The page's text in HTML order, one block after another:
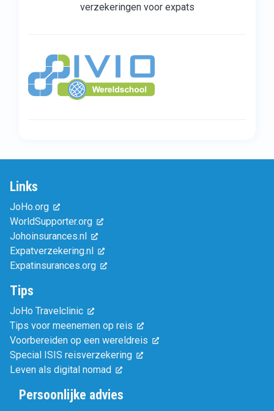
verzekeringen voor expats
Links
JoHo.org
WorldSupporter.org
Johoinsurances.nl
Expatverzekering.nl
Expatinsurances.org
Tips
JoHo Travelclinic
Tips voor meenemen op reis
Voorbereiden op een wereldreis
Special ISIS reisverzekering
Leven als digital nomad
Persoonlijke advies